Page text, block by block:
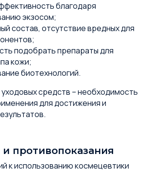
благодаря
экзосом;
состав, отсутствие вредных для
подобрать препараты для
кожи;
биотехнологий.
средств – необходимость
для достижения и
противопоказания
к использованию космецевтики